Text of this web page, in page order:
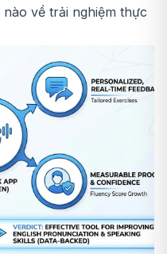
về trải nghiệm thực